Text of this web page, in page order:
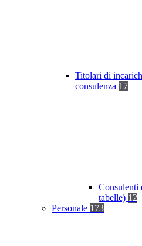
Titolari di
consulenza 17
Consulenti
tabelle) 12
Personale 173